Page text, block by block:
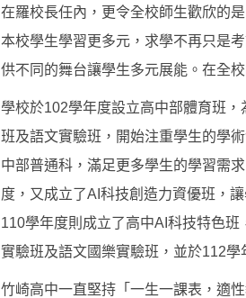
在羅校長任內，更令全校師生歡欣的
本校學生學習更多元，求學不再只是
供不同的舞台讓學生多元展能。在全
學校於102學年度設立高中部體育班
班及語文實驗班，開始注重學生的學
中部普通科，滿足更多學生的學習需
度，又成立了AI科技創造力資優班，
110學年度則成立了高中AI科技特色
實驗班及語文國樂實驗班，並於112
竹崎高中一直堅持「一生一課表，適